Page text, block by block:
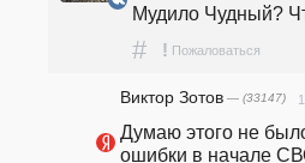
Мудило Чудный?
# ! Пожаловаться
Виктор Зотов — (33147)
Думаю этого не
ошибки в начале